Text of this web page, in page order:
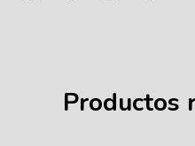
Productos